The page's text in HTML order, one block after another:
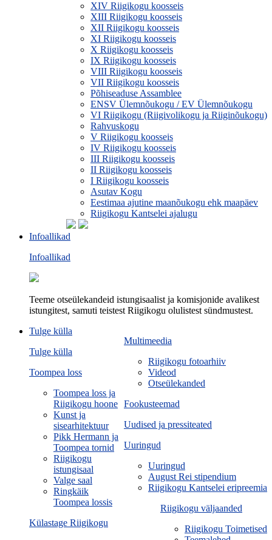
XIV Riigikogu koosseis
XIII Riigikogu koosseis
XII Riigikogu koosseis
XI Riigikogu koosseis
X Riigikogu koosseis
IX Riigikogu koosseis
VIII Riigikogu koosseis
VII Riigikogu koosseis
Põhiseaduse Assamblee
ENSV Ülemnõukogu / EV Ülemnõukogu
VI Riigikogu (Riigivolikogu ja Riiginõukogu)
Rahvuskogu
V Riigikogu koosseis
IV Riigikogu koosseis
III Riigikogu koosseis
II Riigikogu koosseis
I Riigikogu koosseis
Asutav Kogu
Eestimaa ajutine maanõukogu ehk maapäev
Riigikogu Kantselei ajalugu
Infoallikad
Infoallikad
Teeme otseülekandeid istungisaalist ja komisjonide avalikest
istungitest, samuti teistest Riigikogu olulistest sündmustest.
Multimeedia
Riigikogu fotoarhiiv
Videod
Otseülekanded
Fookusteemad
Uudised ja pressiteated
Uuringud
Uuringud
August Rei stipendium
Riigikogu Kantselei eripreemia
Riigikogu väljaanded
Riigikogu Toimetised
Tulge külla
Tulge külla
Toompea loss
Toompea loss ja
Riigikogu hoone
Kunst ja
sisearhitektuur
Pikk Hermann ja
Toompea tornid
Riigikogu
istungisaal
Valge saal
Ringkäik
Toompea lossis
Külastage Riigikogu